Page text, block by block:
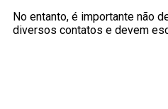
No entanto, é importante não
diversos contatos e devem